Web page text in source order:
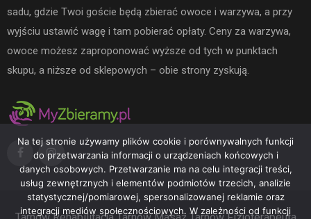
sadu, gdzie Twoi goście będą zbierać owoce i warzywa, a przy
wyjściu ustawić wagę i tam pobierać opłaty. Ceny za warzywa,
owoce możesz zaproponować wyższe od tych w punktach
skupu, a niższe od sklepowych – obie strony zyskują.
Na tej stronie używamy plików cookie i porównywalnych funkcji
do przetwarzania informacji o urządzeniach końcowych i
danych osobowych. Przetwarzanie ma na celu integracji treści,
usług zewnętrznych i elementów podmiotów trzecich, analizie
statystycznej/pomiarowej, spersonalizowanej reklamie oraz
integracji mediów społecznościowych. W zależności od funkcji